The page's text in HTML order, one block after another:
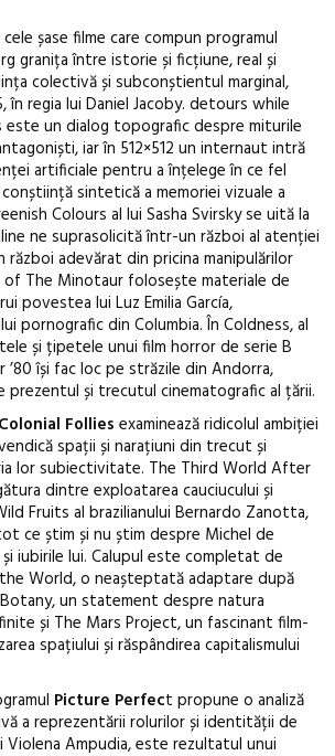
șase filme care compun programul
granița între istorie și ficțiune, real și
colectivă și subconștientul marginal,
în regia lui Daniel Jacoby. detours while
un dialog topografic despre miturile
iar în 512×512 un internaut intră
artificiale pentru a înțelege în ce fel
sintetică a memoriei vizuale a
Colours al lui Sasha Svirsky se uită la
ne suprasolicită într-un război al atenției
război adevărat din pricina manipulărilor
The Minotaur folosește materiale de
povestea lui Luz Emilia García,
pornografic din Columbia. În Coldness, al
și țipetele unui film horror de serie B
’80 își fac loc pe străzile din Andorra,
și trecutul cinematografic al țării.
Colonial Follies examinează ridicolul ambiției
spații și narațiuni din trecut și
lor subiectivitate. The Third World After
dintre exploatarea cauciucului și
Fruits al brazilianului Bernardo Zanotta,
ce știm și nu știm despre Michel de
iubirile lui. Calupul este completat de
World, o neașteptată adaptare după
un statement despre natura
și The Mars Project, un fascinant film-
spațiului și răspândirea capitalismului
Picture Perfect propune o analiză
a reprezentării rolurilor și identității de
Violena Ampudia, este rezultatul unui